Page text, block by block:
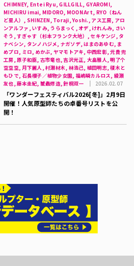
CHIMNEY, Entei Ryu, GILLGILL, GYAROMI,
MICHIRU imai, MIDORO, MOON Art, RYO（ねん
ど星人）, SHINZEN, Toraji, Yoshi., アス工房, アロ
ンアルファ, いすみ, うらまっく, オデ, けれんみ, さい
そう, すぎゃす（杉本フランク大地）, セキケンジ, タ
ナベシン, タンノハジメ, ナガソデ, はまのあゆむ, ま
めプロ, ミロ, めかぶ, ヤマモトアキ, 中西宏彰, 元貴 兜
工房, 原子和臣, 古市竜也, 吉沢光正, 大畠雅人, 明了个
空空空, 月下麗人, 村瀬材木, 林浩己, 植田明志, 榎木と
もひで, 石長櫻子／植物少女園, 福嶋瞬カルロス, 綾瀬
友也, 藤本圭紀, 蟹蟲修造, 針桐双一
2026.02.07
「ワンダーフェスティバル2026[冬]」2月9日
開催！人気原型師たちの卓番号リストを公
開！